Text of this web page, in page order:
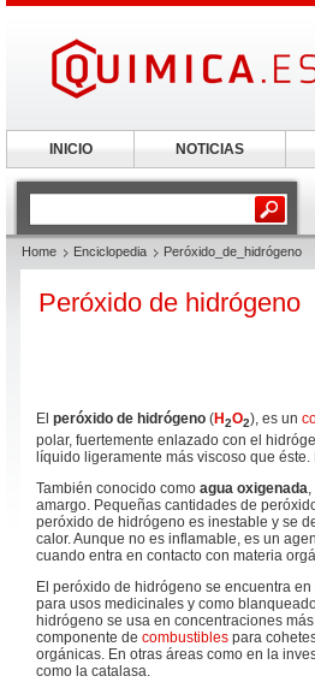
Home Enciclopedia Peróxido_de_hidrógeno
Peróxido de hidrógeno
El peróxido de hidrógeno (H2O2), es un
polar, fuer­temente enlazado con el
líquido ligeramente más viscoso que
También conocido como agua oxigenada
amargo. Pequeñas cantidades de
peróxido de hidrógeno es inestable y se
calor. Aunque no es inflamable, es un
cuando entra en contacto con materia
El peróxido de hidrógeno se encuentra
para usos medicinales y como
hidrógeno se usa en concentraciones
componente de combustibles para
orgánicas. En otras áreas como en la
como la catalasa.
INICIO NOTICIAS